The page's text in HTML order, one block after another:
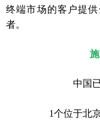
终端市场的客户提
者。
中国
1个位于北